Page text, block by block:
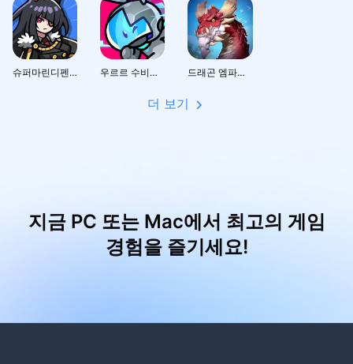
슈퍼마린디펜스 우르르 수비대! - 디펜스 RPG 드래곤 엠파이어
더 보기
지금 PC 또는 Mac에서 최고의 게임
경험을 즐기세요!